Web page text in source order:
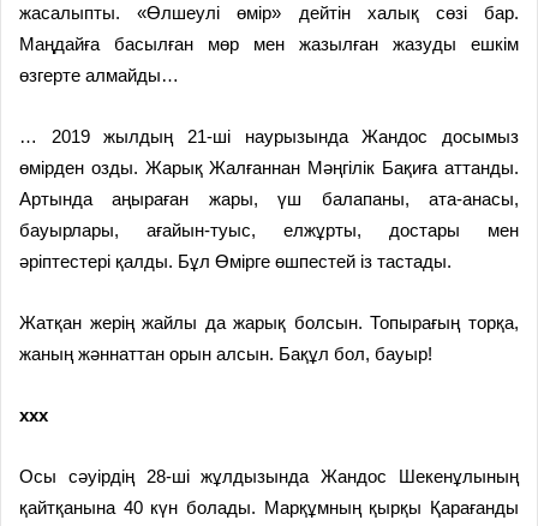
жасалыпты. «Өлшеулі өмір» дейтін халық сөзі бар.
Маңдайға басылған мөр мен жазылған жазуды ешкім
өзгерте алмайды…
… 2019 жылдың 21-ші наурызында Жандос досымыз
өмірден озды. Жарық Жалғаннан Мәңгілік Бақиға аттанды.
Артында аңыраған жары, үш балапаны, ата-анасы,
бауырлары, ағайын-туыс, елжұрты, достары мен
әріптестері қалды. Бұл Өмірге өшпестей із тастады.
Жатқан жерің жайлы да жарық болсын. Топырағың торқа,
жаның жәннаттан орын алсын. Бақұл бол, бауыр!
ххх
Осы сәуірдің 28-ші жұлдызында Жандос Шекенұлының
қайтқанына 40 күн болады. Марқұмның қырқы Қарағанды